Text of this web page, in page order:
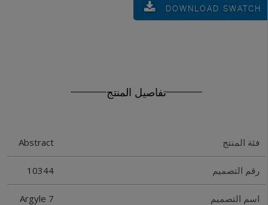
DOWNLOAD SWATCH
تفاصيل المنتج
فئة المنتج Abstract
رقم التصميم 10344
اسم التصميم Argyle 7